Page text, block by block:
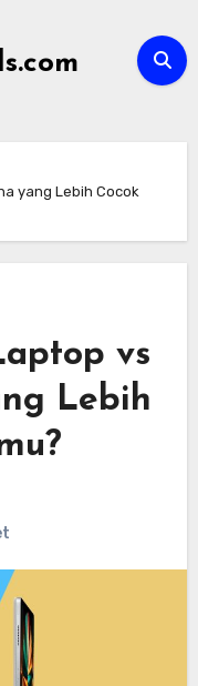
yang Lebih Cocok
vs
Lebih